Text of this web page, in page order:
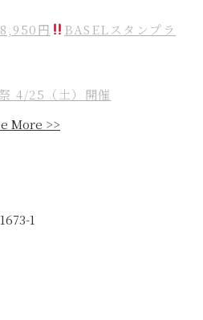
円
BASELスタンプラ
4/25（土）開催
More >>
1